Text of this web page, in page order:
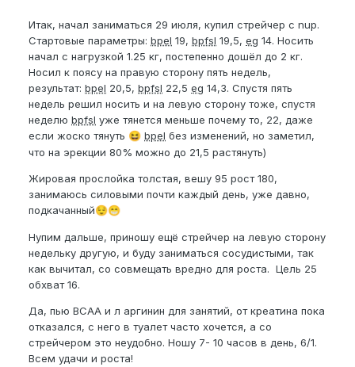
Итак, начал заниматься 29 июля, купил стрейчер с nup.
Стартовые параметры: bpel 19, bpfsl 19,5, eg 14. Носить
начал с нагрузкой 1.25 кг, постепенно дошёл до 2 кг.
Носил к поясу на правую сторону пять недель,
результат: bpel 20,5, bpfsl 22,5 eg 14,3. Спустя пять
недель решил носить и на левую сторону тоже, спустя
неделю bpfsl уже тянется меньше почему то, 22, даже
если жоско тянуть 😆 bpel без изменений, но заметил,
что на эрекции 80% можно до 21,5 растянуть)
Жировая прослойка толстая, вешу 95 рост 180,
занимаюсь силовыми почти каждый день, уже давно,
подкачанный😌😁
Нупим дальше, приношу ещё стрейчер на левую сторону
недельку другую, и буду заниматься сосудистыми, так
как вычитал, со совмещать вредно для роста. Цель 25
обхват 16.
Да, пью ВСАА и л аргинин для занятий, от креатина пока
отказался, с него в туалет часто хочется, а со
стрейчером это неудобно. Ношу 7- 10 часов в день, 6/1.
Всем удачи и роста!